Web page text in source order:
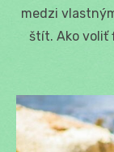
medzi
štít. Ako voliť